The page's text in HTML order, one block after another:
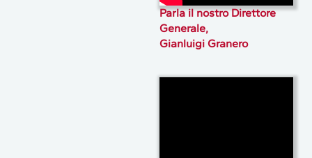
Parla il nostro Direttore
Generale,
Gianluigi Granero